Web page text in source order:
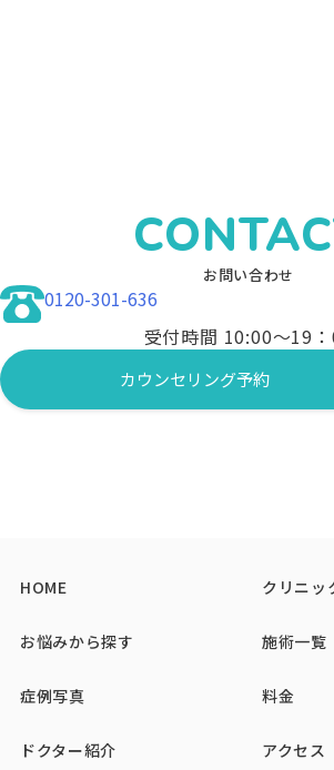
お問い合わせ
0120-301-636
受付時間 10:00〜19
カウンセリング予約
HOME クリニッ
お悩みから探す 施術一覧
症例写真 料金
ドクター紹介 アクセス